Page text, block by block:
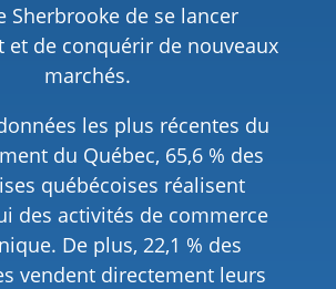
Sherbrooke de se lancer
et de conquérir de nouveaux
marchés.
les plus récentes du
du Québec, 65,6 % des
québécoises réalisent
des activités de commerce
De plus, 22,1 % des
vendent directement leurs